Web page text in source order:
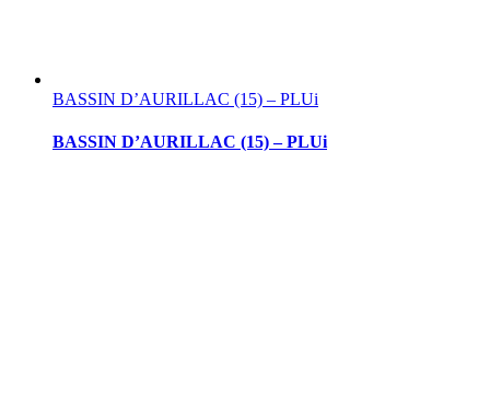
BASSIN D’AURILLAC (15) – PLUi
BASSIN D’AURILLAC (15) – PLUi